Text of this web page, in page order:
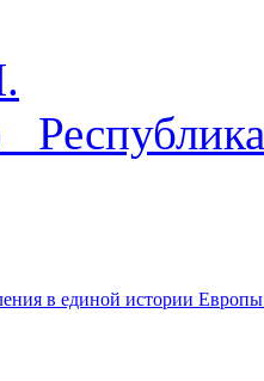
в единой истории